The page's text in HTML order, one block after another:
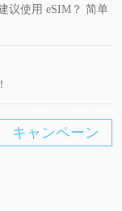
议使用 eSIM？ 简单
キャンペーン